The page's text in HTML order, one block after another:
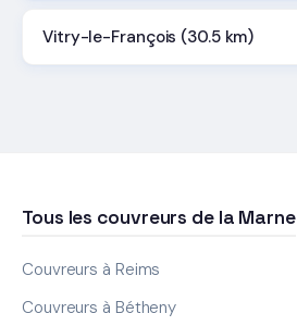
Vitry-le-François (30.5 km)
Tous les couvreurs de la Marne
Couvreurs à Reims
Couvreurs à Bétheny